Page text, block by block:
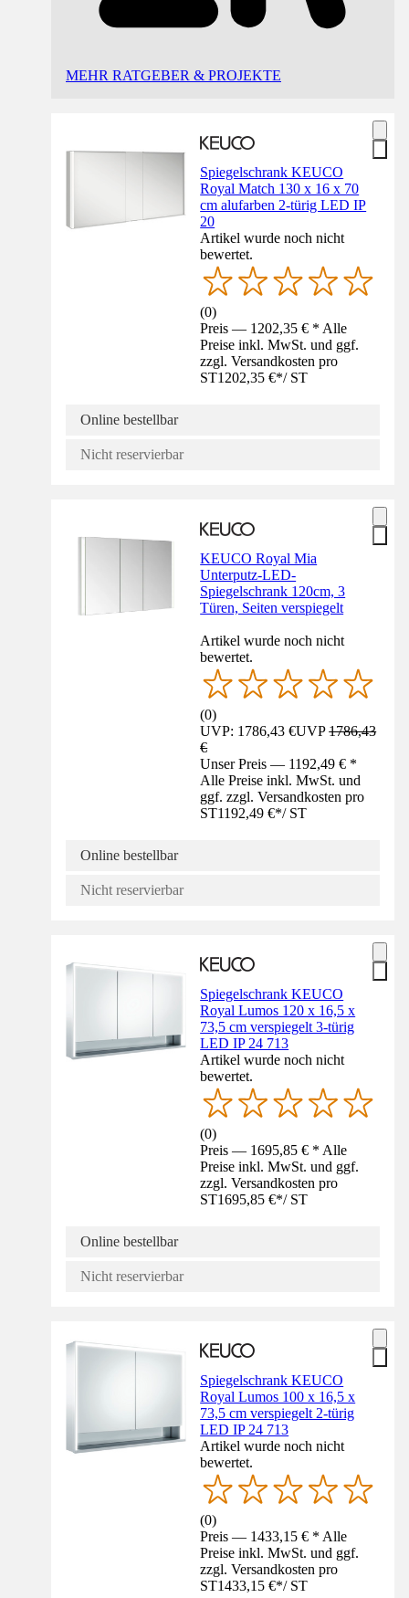
MEHR RATGEBER & PROJEKTE
Spiegelschrank KEUCO
Royal Match 130 x 16 x 70
cm alufarben 2-türig LED IP
20
Artikel wurde noch nicht
bewertet.
(0)
Preis — 1202,35 € * Alle
Preise inkl. MwSt. und ggf.
zzgl. Versandkosten pro
ST1202,35 €*/ ST
Online bestellbar
Nicht reservierbar
KEUCO Royal Mia
Unterputz-LED-
Spiegelschrank 120cm, 3
Türen, Seiten verspiegelt
Artikel wurde noch nicht
bewertet.
(0)
UVP: 1786,43 €UVP1786,43
€
Unser Preis — 1192,49 € *
Alle Preise inkl. MwSt. und
ggf. zzgl. Versandkosten pro
ST1192,49 €*/ ST
Online bestellbar
Nicht reservierbar
Spiegelschrank KEUCO
Royal Lumos 120 x 16,5 x
73,5 cm verspiegelt 3-türig
LED IP 24 713
Artikel wurde noch nicht
bewertet.
(0)
Preis — 1695,85 € * Alle
Preise inkl. MwSt. und ggf.
zzgl. Versandkosten pro
ST1695,85 €*/ ST
Online bestellbar
Nicht reservierbar
Spiegelschrank KEUCO
Royal Lumos 100 x 16,5 x
73,5 cm verspiegelt 2-türig
LED IP 24 713
Artikel wurde noch nicht
bewertet.
(0)
Preis — 1433,15 € * Alle
Preise inkl. MwSt. und ggf.
zzgl. Versandkosten pro
ST1433,15 €*/ ST